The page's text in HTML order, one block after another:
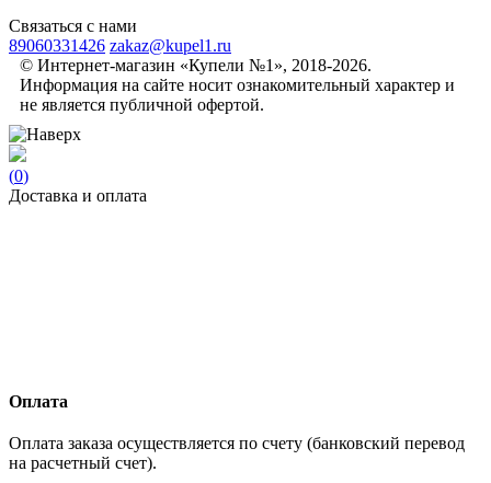
Связаться с нами
89060331426 zakaz@kupel1.ru
© Интернет-магазин «Купели №1», 2018-2026.
Информация на сайте носит ознакомительный характер и
не является публичной офертой.
(0)
Доставка и оплата
Оплата
Оплата заказа осуществляется по счету (банковский перевод
на расчетный счет).